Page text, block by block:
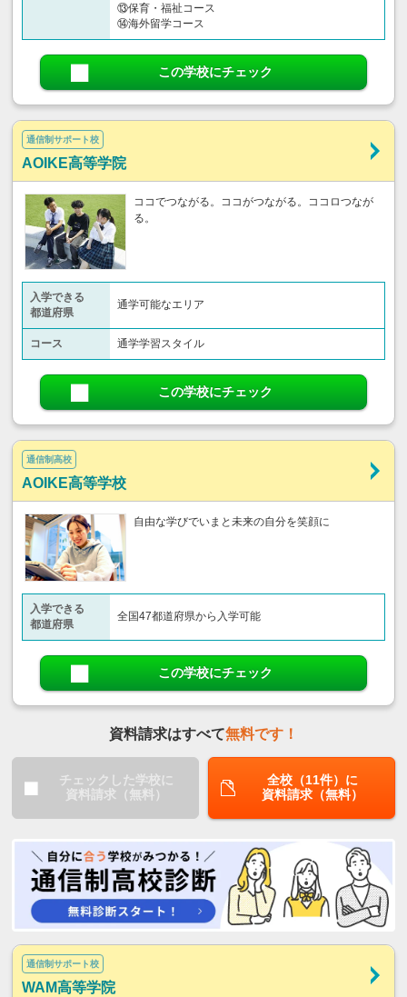
⑬保育・福祉コース
⑭海外留学コース
この学校にチェック
通信制サポート校
AOIKE高等学院
ココでつながる。ココがつながる。ココロつなが
る。
入学できる
都道府県
通学可能なエリア
コース 通学学習スタイル
この学校にチェック
通信制高校
AOIKE高等学校
自由な学びでいまと未来の自分を笑顔に
入学できる
都道府県
全国47都道府県から入学可能
この学校にチェック
資料請求はすべて無料です！
チェックした学校に
資料請求（無料）
全校（11件）に
資料請求（無料）
通信制サポート校
WAM高等学院